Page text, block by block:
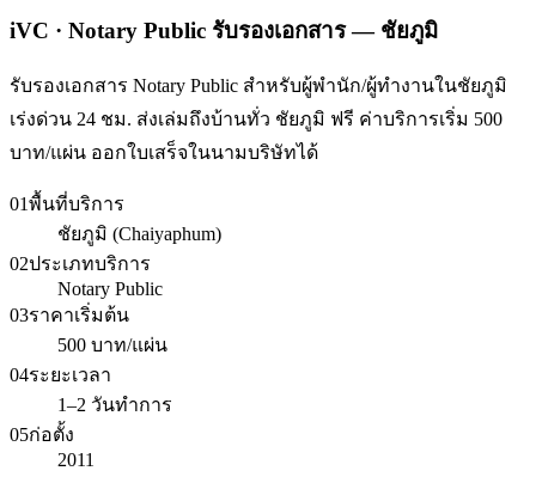
iVC · Notary Public รับรองเอกสาร — ชัยภูมิ
รับรองเอกสาร Notary Public สำหรับผู้พำนัก/ผู้ทำงานในชัยภูมิ
เร่งด่วน 24 ชม. ส่งเล่มถึงบ้านทั่ว ชัยภูมิ ฟรี ค่าบริการเริ่ม 500
บาท/แผ่น ออกใบเสร็จในนามบริษัทได้
01พื้นที่บริการ
ชัยภูมิ (Chaiyaphum)
02ประเภทบริการ
Notary Public
03ราคาเริ่มต้น
500 บาท/แผ่น
04ระยะเวลา
1–2 วันทำการ
05ก่อตั้ง
2011